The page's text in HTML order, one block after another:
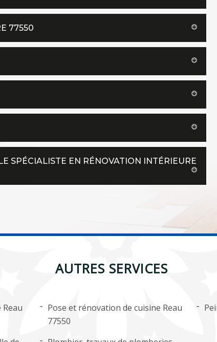
77550
SPÉCIALISTE EN RÉNOVATION INTÉRIEURE
AUTRES SERVICES
Pose et rénovation de cuisine Reau
77550